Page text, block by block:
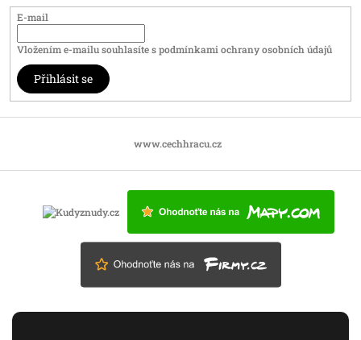
E-mail
Vložením e-mailu souhlasíte spodmínkami ochrany osobních údajů
Přihlásit se
www.cechhracu.cz